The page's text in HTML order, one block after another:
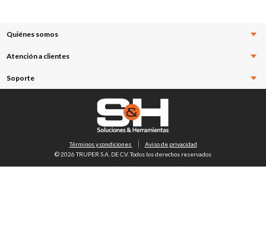
Quiénes somos
Atención a clientes
Soporte
Términos y condiciones
Aviso de privacidad
© 2026 TRUPER S.A. DE C.V. Todos los derechos reservados